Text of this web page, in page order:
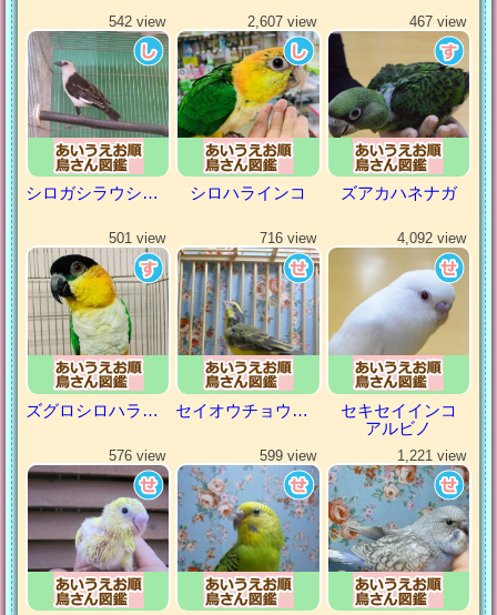
542 view
シロガシラウシハタオリ
2,607 view
シロハラインコ
467 view
ズアカハネナガ
501 view
ズグロシロハラインコ
716 view
セイオウチョウ（青黄鳥）
4,092 view
セキセイインコ
アルビノ
576 view 599 view 1,221 view